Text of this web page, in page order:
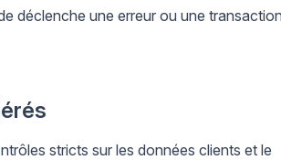
déclenche une erreur ou une
stricts sur les données clients et le